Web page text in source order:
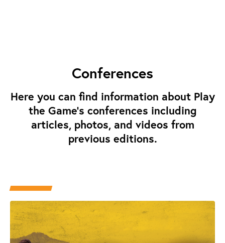
Conferences
Here you can find information about Play
the Game's conferences including
articles, photos, and videos from
previous editions.